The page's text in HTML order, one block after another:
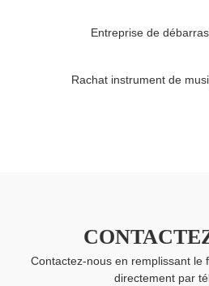
Entreprise de
Rachat instrument de
Contactez-nous en remplissant le
directement par